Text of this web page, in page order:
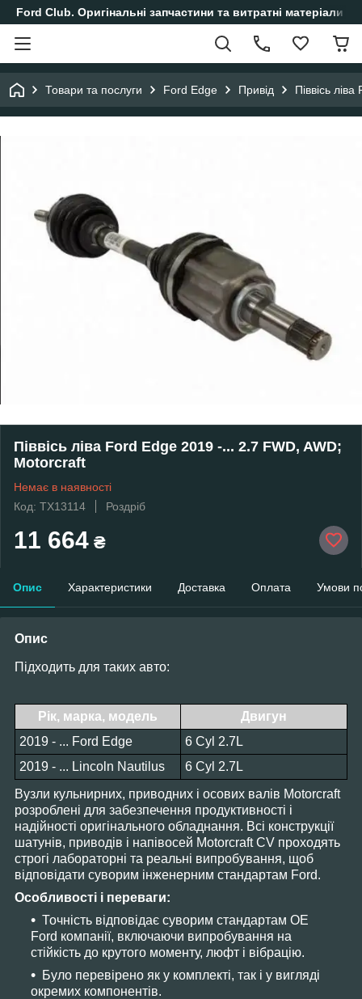
Ford Club. Оригінальні запчастини та витратні матеріали
Товари та послуги Ford Edge Привід Піввісь
Піввісь ліва Ford Edge 2019 -... 2.7 FWD, AWD;
Motorcraft
Немає в наявності
Код: TX13114
Роздріб
11 664 ₴
Опис Характеристики Доставка Оплата Умови
Опис
Підходить для таких авто:
Рік, марка, модель
Двигун
2019 - ... Ford Edge
6 Cyl 2.7L
2019 - ... Lincoln Nautilus
6 Cyl 2.7L
Вузли кульнирних, приводних і осових валів Motorcraft
розроблені для забезпечення продуктивності і
надійності оригінального обладнання. Всі конструкції
шатунів, приводів і напівосей Motorcraft CV проходять
строгі лабораторні та реальні випробування, щоб
відповідати суворим інженерним стандартам Ford.
Особливості і переваги:
Точність відповідає суворим стандартам OE
Ford компанії, включаючи випробування на
стійкість до крутого моменту, люфт і вібрацію.
Було перевірено як у комплекті, так і у вигляді
окремих компонентів.